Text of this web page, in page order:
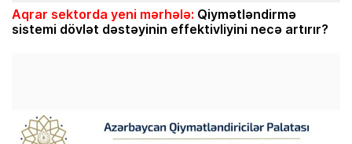
Aqrar sektorda yeni mərhələ: Qiymətləndirmə
sistemi dövlət dəstəyinin effektivliyini necə artırır?